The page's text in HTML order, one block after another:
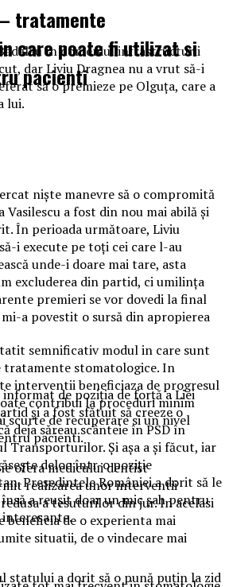
în domeniul infrastructurii
dar Liviu Dragnea nu a vrut să-i
să o premieze pe Olguţa, care a
lui.
nişte manevre să o compromită
Vasilescu a fost din nou mai abilă şi
În perioada următoare, Liviu
i execute pe toţi cei care l-au
unde-i doare mai tare, asta
excluderea din partid, ci umilinţa
premieri se vor dovedi la final
a povestit o sursă din apropierea
de poziţia de forţă a Liei
şi a fost sfătuit să creeze o
deja săreau scânteie în PSD în
Transporturilor. Și aşa a şi făcut, iar
deloc într-o poziţie
Preşedintele României a dorit să le
a reuşit doar un mic şah pentru
statului a dorit să o pună puţin la zid
tratamente
care poate fi utilizat si
pacienti
semnificativ modul in care sunt
tratamente stomatologice. In
interventii beneficiaza de progresul
contribui la proceduri minim
scurte de recuperare si un nivel
pacienti.
ofera medicului dentist
realizarea unor interventii
a tesuturilor din jur. In acelasi
de o experienta mai
situatii, de o vindecare mai